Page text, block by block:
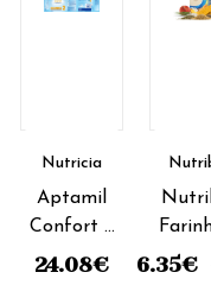
Nutricia
Aptamil
Confort 2
Leite
24.08€
8
6.35€